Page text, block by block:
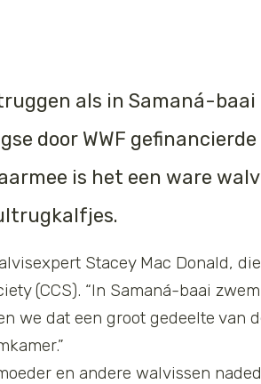
als in Samaná-baai
door WWF
is het een ware
Stacey Mac Donald,
(CCS). “In Samaná-baai
we dat een groot gedeelte van
en andere walvissen